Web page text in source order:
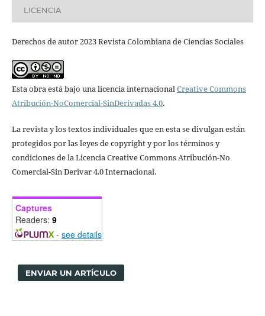
LICENCIA
Derechos de autor 2023 Revista Colombiana de Ciencias Sociales
Esta obra está bajo una licencia internacionalCreative Commons
Atribución-NoComercial-SinDerivadas 4.0.
La revista y los textos individuales que en esta se divulgan están
protegidos por las leyes de copyright y por los términos y
condiciones de la Licencia Creative Commons Atribución-No
Comercial-Sin Derivar 4.0 Internacional.
Captures
Readers: 9
- see details
ENVIAR UN ARTÍCULO